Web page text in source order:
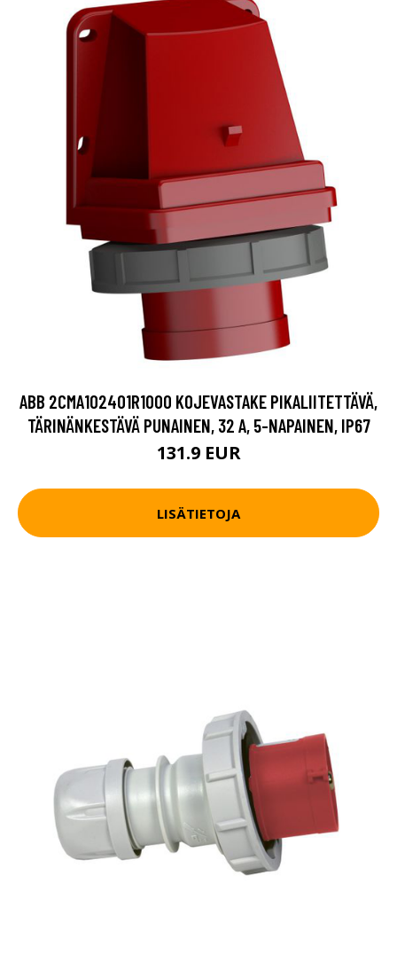
ABB 2CMA102401R1000 KOJEVASTAKE PIKALIITETTÄVÄ,
TÄRINÄNKESTÄVÄ PUNAINEN, 32 A, 5-NAPAINEN, IP67
131.9 EUR
LISÄTIETOJA